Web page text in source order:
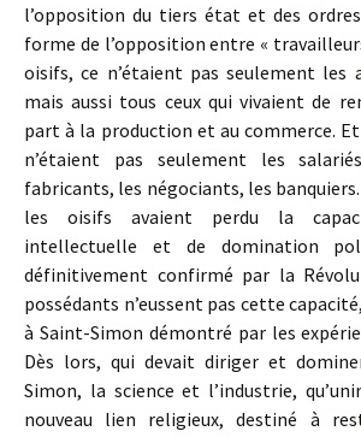
l’opposition du tiers état et des
forme de l’opposition entre «
oisifs, ce n’étaient pas seulement les
mais aussi tous ceux qui vivaient de
part à la production et au commerce. Et
n’étaient pas seulement les
fabricants, les négociants, les
les oisifs avaient perdu la
intellectuelle et de domination
définitivement confirmé par la
possédants n’eussent pas cette
à Saint-Simon démontré par les
Dès lors, qui devait diriger et
Simon, la science et l’industrie,
nouveau lien religieux, destiné à